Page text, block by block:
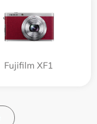
Fujifilm XF1